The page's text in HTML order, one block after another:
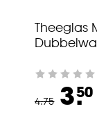
Theeglas
4.75 3.50